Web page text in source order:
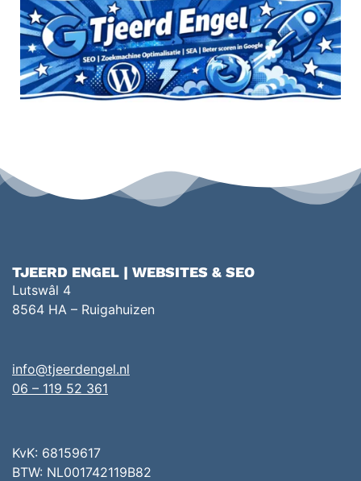
TJEERD ENGEL | WEBSITES & SEO
Lutswâl 4
8564 HA – Ruigahuizen
info@tjeerdengel.nl
06 – 119 52 361
KvK: 68159617
BTW: NL001742119B82